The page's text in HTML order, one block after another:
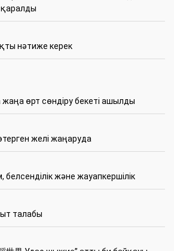
нәтиже керек
өрт сөндіру бекеті ашылды
желі жаңаруда
белсенділік және жауапкершілік
талабы